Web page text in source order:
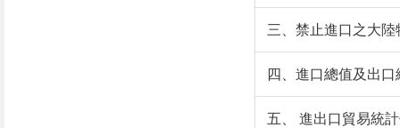
進出口貿易統
申請廠商（個
人）報關資料
關稅配額貨
值
三、禁止進口之大
四、進口總值及出
五、 進出口貿易統